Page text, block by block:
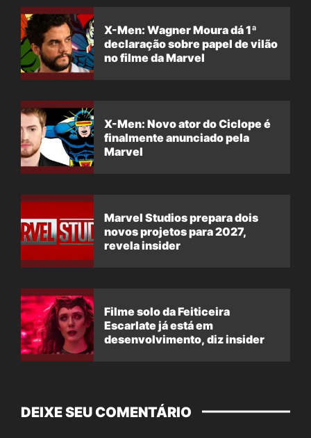
X-Men: Wagner Moura dá 1ª
declaração sobre papel de vilão
no filme da Marvel
X-Men: Novo ator do Ciclope é
finalmente anunciado pela
Marvel
Marvel Studios prepara dois
novos projetos para 2027,
revela insider
Filme solo da Feiticeira
Escarlate já está em
desenvolvimento, diz insider
DEIXE SEU COMENTÁRIO